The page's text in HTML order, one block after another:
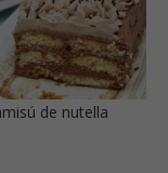
de nutella